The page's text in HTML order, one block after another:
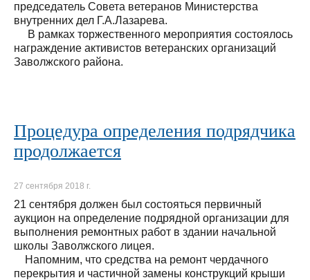
председатель Совета ветеранов Министерства
внутренних дел Г.А.Лазарева.
В рамках торжественного мероприятия состоялось
награждение активистов ветеранских организаций
Заволжского района.
Процедура определения подрядчика
продолжается
27 сентября 2018 г.
21 сентября должен был состояться первичный
аукцион на определение подрядной организации для
выполнения ремонтных работ в здании начальной
школы Заволжского лицея.
Напомним, что средства на ремонт чердачного
перекрытия и частичной замены конструкций крыши